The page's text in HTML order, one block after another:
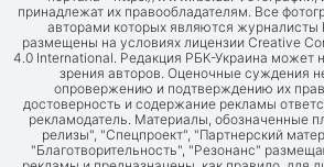
принадлежат их правообладателям. Все
авторами которых являются журналисты
размещены на условиях лицензии Creative
4.0 International. Редакция РБК-Украина может
зрения авторов. Оценочные суждения
опровержению и подтверждению их
достоверность и содержание рекламы
рекламодатель. Материалы, обозначенные
релизы", "Спецпроект", "Партнерский
"Благотворительность", "Резонанс"